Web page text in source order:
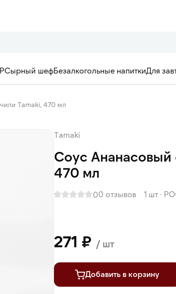
Сырный шефБезалкогольные напиткиДля
Tamaki, 470 мл
Tamaki
Соус Ананасовый
470 мл
00 отзывов 1 шт ·
271 ₽ / шт
Добавить в корзину